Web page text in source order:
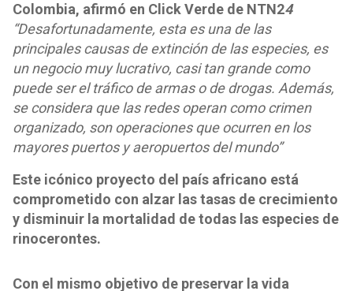
Colombia, afirmó en Click Verde de NTN24
“Desafortunadamente, esta es una de las
principales causas de extinción de las especies, es
un negocio muy lucrativo, casi tan grande como
puede ser el tráfico de armas o de drogas. Además,
se considera que las redes operan como crimen
organizado, son operaciones que ocurren en los
mayores puertos y aeropuertos del mundo”
Este icónico proyecto del país africano está
comprometido con alzar las tasas de crecimiento
y disminuir la mortalidad de todas las especies de
rinocerontes.
Con el mismo objetivo de preservar la vida